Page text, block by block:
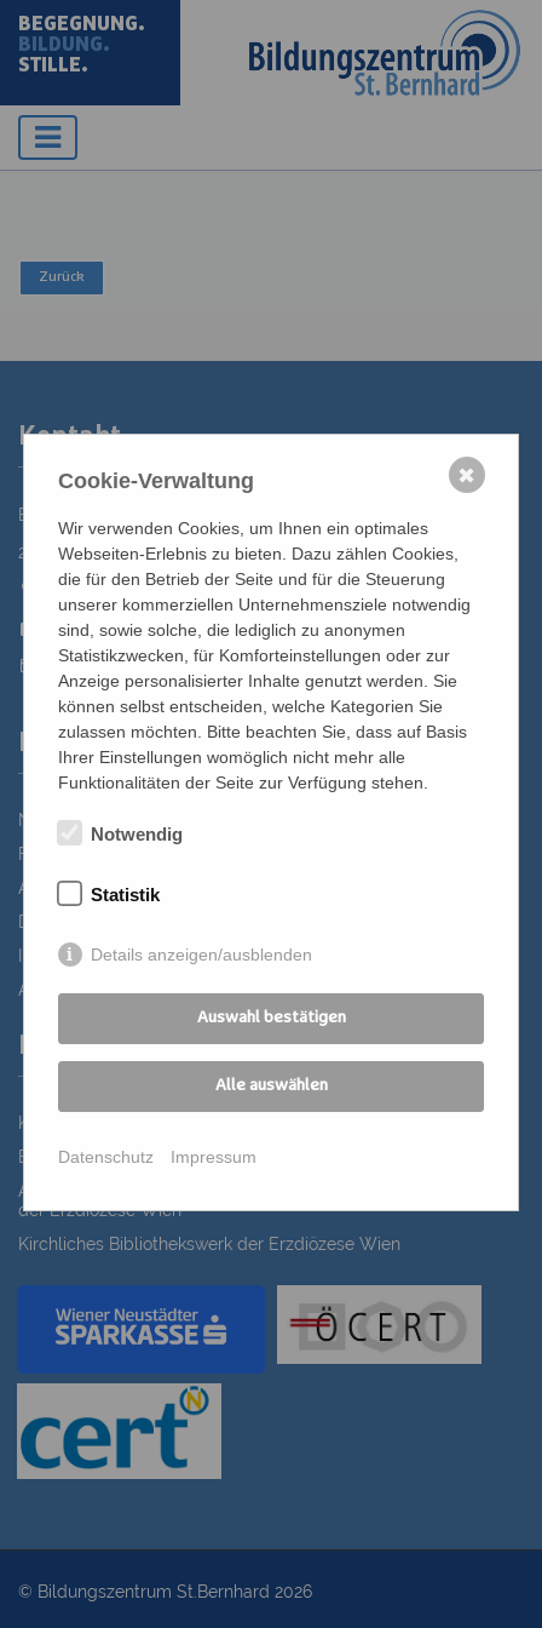
BEGEGNUNG.
BILDUNG.
STILLE.
Kontakt
Bildungszentrum St. Bernhard der Erzdiözese Wien
2700 Wiener Neustadt, Domplatz 1
02622 29131
02622 29131-5040
st.bernhard@edw.or.at
Links
Newsletter
Förderverein
Anreise
Datenschutz
Impressum
AGB
Partner
Katholisches Bildungswerk Wien
Bildung Regional
ANIMA, Bildungsinitiative für Frauen der Erwachsenenbildung
der Erzdiözese Wien
Kirchliches Bibliothekswerk der Erzdiözese Wien
© Bildungszentrum St.Bernhard 2026
Cookie-Verwaltung
Wir verwenden Cookies, um Ihnen ein optimales
Webseiten-Erlebnis zu bieten. Dazu zählen Cookies,
die für den Betrieb der Seite und für die Steuerung
unserer kommerziellen Unternehmensziele notwendig
sind, sowie solche, die lediglich zu anonymen
Statistikzwecken, für Komforteinstellungen oder zur
Anzeige personalisierter Inhalte genutzt werden. Sie
können selbst entscheiden, welche Kategorien Sie
zulassen möchten. Bitte beachten Sie, dass auf Basis
Ihrer Einstellungen womöglich nicht mehr alle
Funktionalitäten der Seite zur Verfügung stehen.
Notwendig
Statistik
Details anzeigen/ausblenden
Auswahl bestätigen
Alle auswählen
Datenschutz Impressum
✖